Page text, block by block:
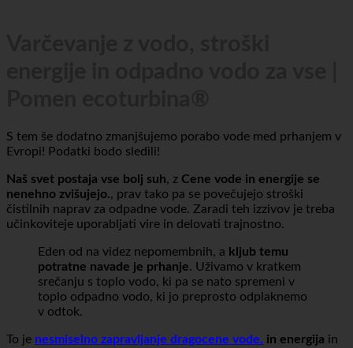
S tem še dodatno zmanjšujemo porabo vode med prhanjem v
Naš svet postaja vse bolj suh, zCene vode in energije se
nenehno zvišujejo., prav tako pa se povečujejo stroški
čistilnih naprav za odpadne vode. Zaradi teh izzivov je treba
Eden od na videz nepomembnih, akljub temu
potratne navade je prhanje . Uživamo v kratkem
srečanju s toplo vodo, ki pa se nato spremeni v
toplo odpadno vodo, ki jo preprosto odplaknemo